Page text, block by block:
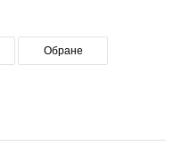
Обране